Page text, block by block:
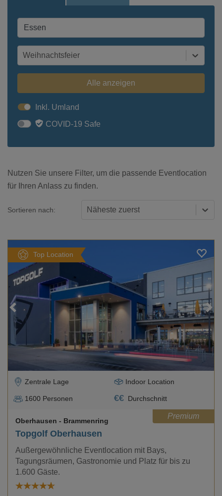
Weihnachtsfeier
Alle anzeigen
Inkl. Umland
COVID-19 Safe
Nutzen Sie unsere Filter, um die passende Eventlocation
für Ihren Anlass zu finden.
Sortieren nach: Näheste zuerst
Top Location
Zentrale Lage Indoor Location
1600 Personen €€ Durchschnitt
Premium
Topgolf Oberhausen
Oberhausen - Brammenring
Außergewöhnliche Eventlocation mit Bays,
Tagungsräumen, Gastronomie und Platz für bis zu
1.600 Gäste.